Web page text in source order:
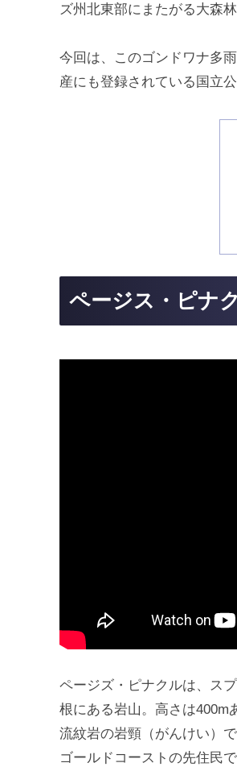
ズ州北東部にまたがる大森
今回は、このゴンドワナ多
産にも登録されている国立
ページス・ピナ
ページズ・ピナクルは、ス
根にある岩山。高さは400m
流紋岩の岩頸（がんけい）で
ゴールドコーストの先住民